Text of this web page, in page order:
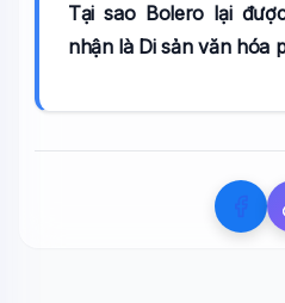
Tại sao Bolero lại
nhận là Di sản văn hóa